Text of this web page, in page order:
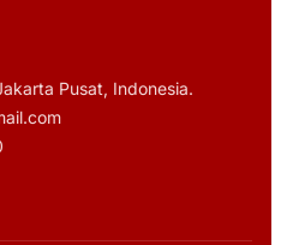
Pusat, Indonesia.